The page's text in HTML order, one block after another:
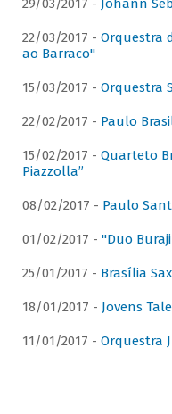
29/03/2017 - Johann
22/03/2017 - Orquestra
ao Barraco"
15/03/2017 - Orquestra
22/02/2017 - Paulo
15/02/2017 - Quarteto
Piazzolla”
08/02/2017 - Paulo
01/02/2017 - "Duo
25/01/2017 - Brasília
18/01/2017 - Jovens
11/01/2017 - Orquestra